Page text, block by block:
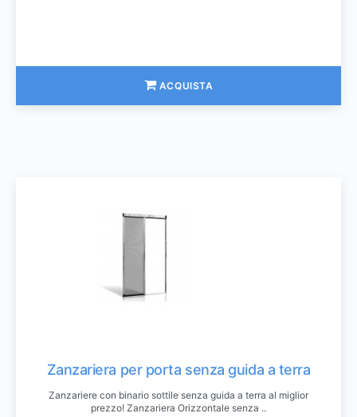
ACQUISTA
Zanzariera per porta senza guida a terra
Zanzariere con binario sottile senza guida a terra al miglior
prezzo! Zanzariera Orizzontale senza ..